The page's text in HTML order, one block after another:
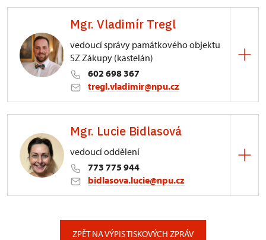
Mgr. Vladimír Tregl
vedoucí správy památkového objektu
SZ Zákupy (kastelán)
602 698 367
tregl.vladimir@npu.cz
Borská 1/, Zákupy
Mgr. Lucie Bidlasová
vedoucí oddělení
773 775 944
bidlasova.lucie@npu.cz
ZPĚT NA VÝPIS TISKOVÝCH ZPRÁV